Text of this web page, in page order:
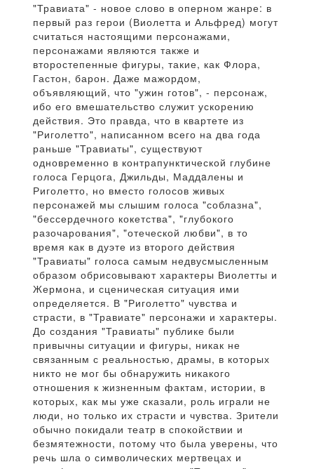
"Травиата" - новое слово в оперном жанре: в
первый раз герои (Виолетта и Альфред) могут
считаться настоящими персонажами,
персонажами являются также и
второстепенные фигуры, такие, как Флора,
Гастон, барон. Даже мажордом,
объявляющий, что "ужин готов", - персонаж,
ибо его вмешательство служит ускорению
действия. Это правда, что в квартете из
"Риголетто", написанном всего на два года
раньше "Травиаты", существуют
одновременно в контрапунктической глубине
голоса Герцога, Джильды, Маддaлены и
Риголетто, но вместо голосов живых
персонажей мы слышим голоса "соблазна",
"бессердечного кокетства", "глубокого
разочарования", "отеческой любви", в то
время как в дуэте из второго действия
"Травиаты" голоса самым недвусмысленным
образом обрисовывают характеры Виолетты и
Жермона, и сценическая ситуация ими
определяется. В "Риголетто" чувства и
страсти, в "Травиате" персонажи и характеры.
До создания "Травиаты" публике были
привычны ситуации и фигуры, никак не
связанным с реальностью, драмы, в которых
никто не мог бы обнаружить никакого
отношения к жизненным фактам, истории, в
которых, как мы уже сказали, роль играли не
люди, но только их страсти и чувства. Зрители
обычно покидали театр в спокойствии и
безмятежности, потому что была уверены, что
речь шла о символических мертвецах и